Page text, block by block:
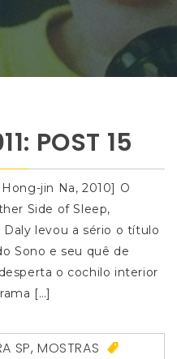
POST 15
jin Na, 2010] O
Side of Sleep,
Daly levou a sério o título
Sono e seu quê de
o cochilo interior
[…]
SP,MOSTRAS